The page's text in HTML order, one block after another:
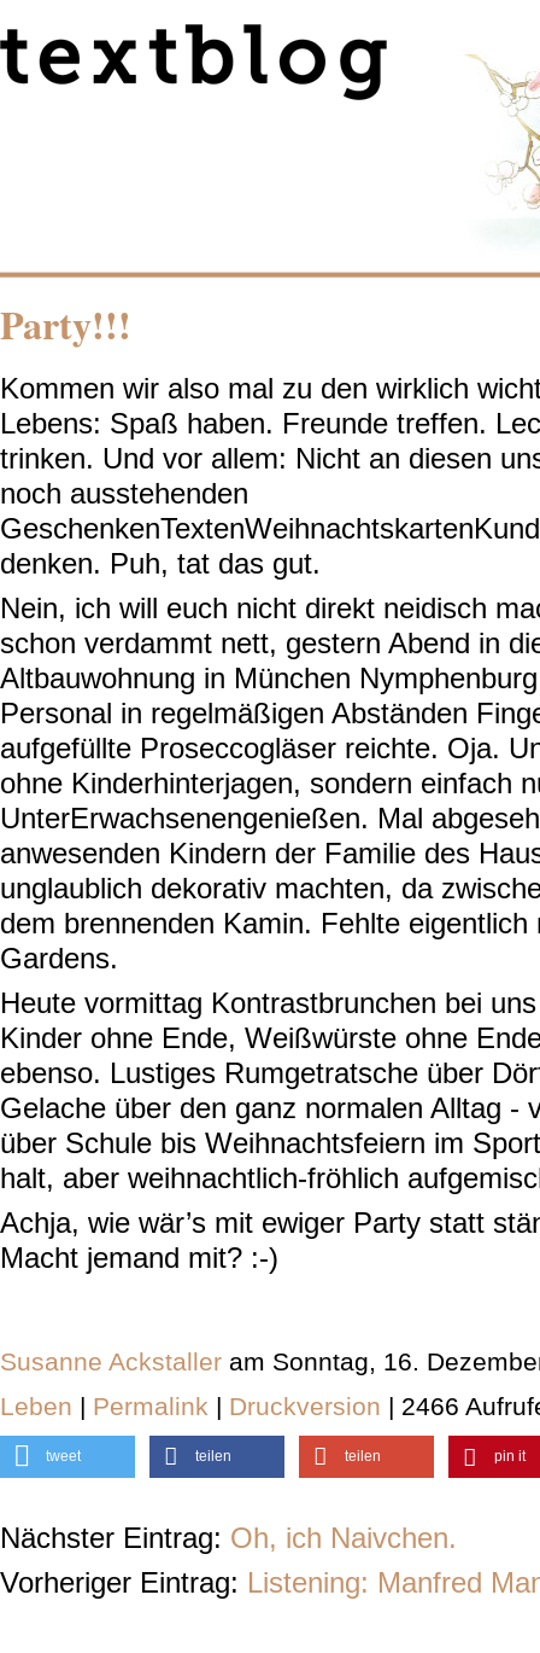
Party!!!
Kommen wir also mal zu den wirklich
Lebens: Spaß haben. Freunde treffen.
trinken. Und vor allem: Nicht an diesen
noch ausstehenden
denken. Puh, tat das gut.
Nein, ich will euch nicht direkt neidisch
schon verdammt nett, gestern Abend in
Altbauwohnung in München
Personal in regelmäßigen Abständen
aufgefüllte Proseccogläser reichte. Oja.
ohne Kinderhinterjagen, sondern einfach
UnterErwachsenengenießen. Mal
anwesenden Kindern der Familie des
unglaublich dekorativ machten, da
dem brennenden Kamin. Fehlte
Gardens.
Heute vormittag Kontrastbrunchen bei
Kinder ohne Ende, Weißwürste ohne
ebenso. Lustiges Rumgetratsche über
Gelache über den ganz normalen Alltag -
über Schule bis Weihnachtsfeiern im
halt, aber weihnachtlich-fröhlich
Achja, wie wär’s mit ewiger Party statt
Macht jemand mit? :-)
Susanne Ackstaller am Sonntag, 16.
Leben | Permalink | Druckversion | 2466
tweet teilen teilen pin it
Nächster Eintrag: Oh, ich Naivchen.
Vorheriger Eintrag: Listening: Manfred